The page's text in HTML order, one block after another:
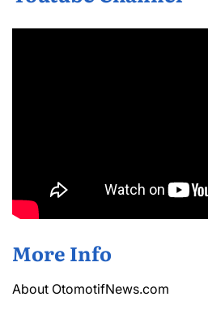
More Info
About OtomotifNews.com